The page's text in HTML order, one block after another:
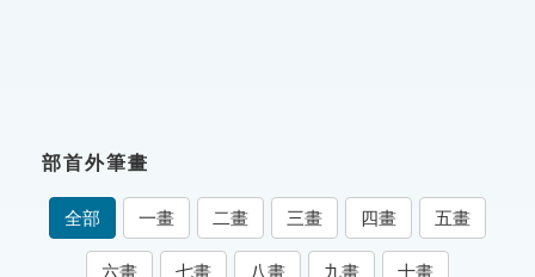
成語故事
索引選單
知識索引
部首外筆畫
全部 一畫 二畫 三畫 四畫 五畫
六畫 七畫 八畫 九畫 十畫